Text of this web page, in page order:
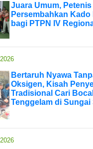
Juara Umum,
Persembahkan Kado
bagi PTPN IV
Bertaruh Nyawa
Oksigen, Kisah
Tradisional Cari
Tenggelam di Sungai